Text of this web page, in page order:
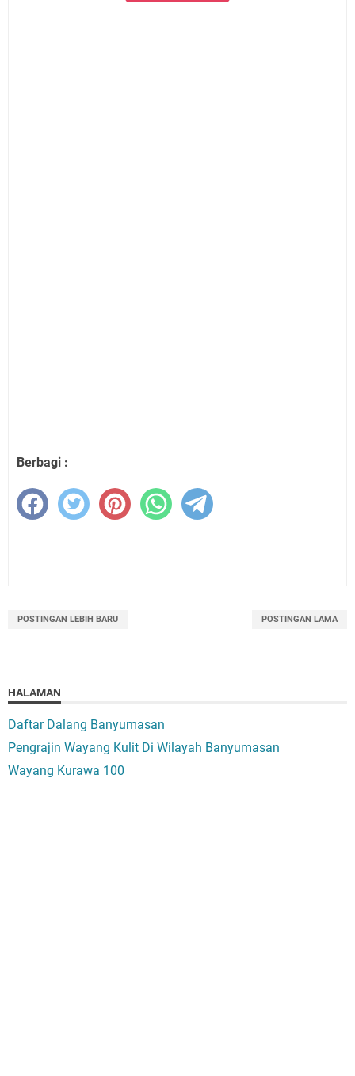
Berbagi :
POSTINGAN LEBIH BARU POSTINGAN LAMA
HALAMAN
Daftar Dalang Banyumasan
Pengrajin Wayang Kulit Di Wilayah Banyumasan
Wayang Kurawa 100